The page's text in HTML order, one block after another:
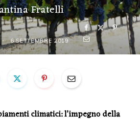
Fratelli
6 SETTEMBRE 2019
climatici: l’impegno della